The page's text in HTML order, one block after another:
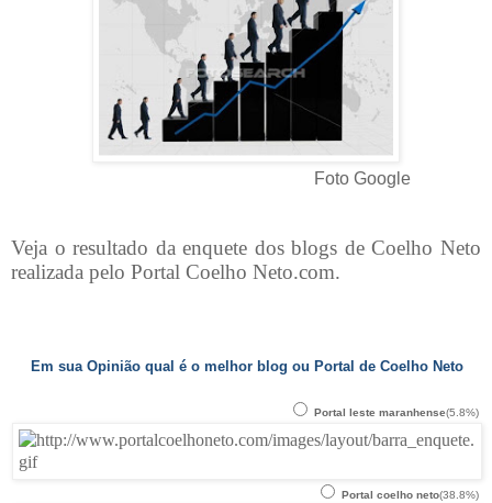
Foto Google
Veja o resultado da enquete dos blogs de Coelho Neto
realizada pelo Portal Coelho Neto.com.
Em sua Opinião qual é o melhor blog ou Portal de Coelho Neto
Portal leste maranhense(5.8%)
Portal coelho neto(38.8%)